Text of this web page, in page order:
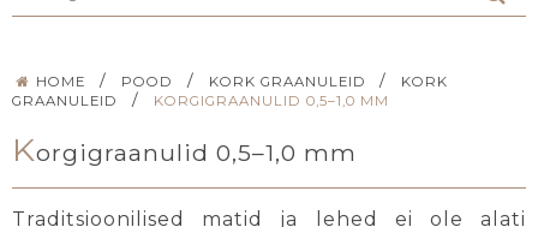
HOME / POOD / KORK GRAANULEID /
KORK
GRAANULEID
/ KORGIGRAANULID 0,5–1,0 MM
Korgigraanulid 0,5–1,0 mm
Traditsioonilised matid ja lehed ei ole alati